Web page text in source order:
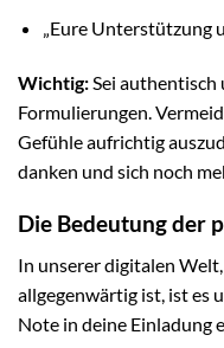
„Eure Unterstützung
Wichtig: Sei authentisch
Formulierungen.
Gefühle aufrichtig
danken und sich noch
Die Bedeutung der
In unserer digitalen
allgegenwärtig ist, ist es
Note in deine Einladung